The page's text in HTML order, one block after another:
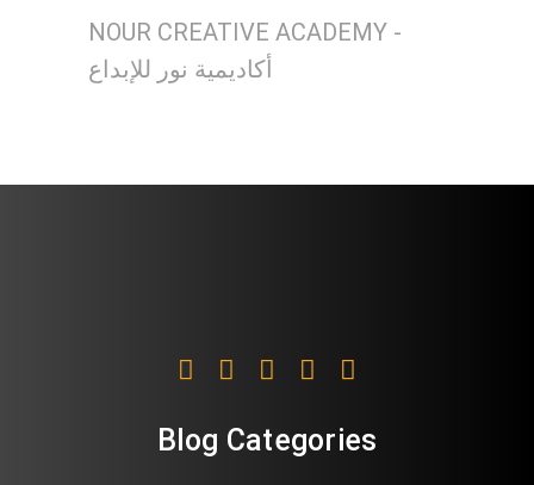
NOUR CREATIVE ACADEMY -
أكاديمية نور للإبداع
Blog Categories